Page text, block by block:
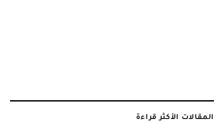
المقالات الأكثر قراءة